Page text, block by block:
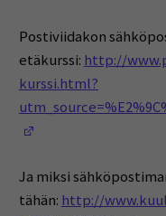
Postiviidakon
etäkurssi: http://
kurssi.html?
Ja miksi
tähän: http://